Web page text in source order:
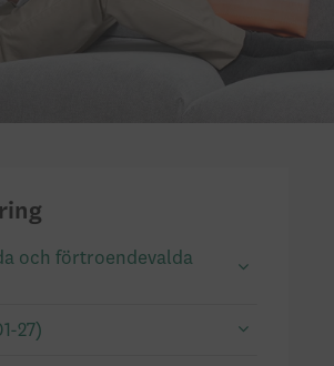
och förtroendevalda
27)